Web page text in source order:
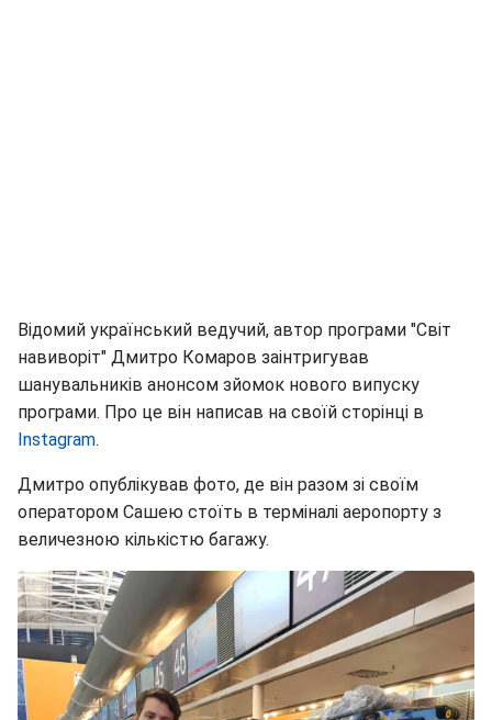
Відомий український ведучий, автор програми "Світ
навиворіт" Дмитро Комаров заінтригував
шанувальників анонсом зйомок нового випуску
програми. Про це він написав на своїй сторінці в
Іnstagram.
Дмитро опублікував фото, де він разом зі своїм
оператором Сашею стоїть в терміналі аеропорту з
величезною кількістю багажу.